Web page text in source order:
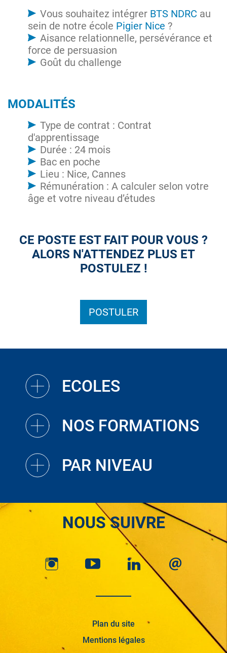
Vous souhaitez intégrer BTS NDRC au
sein de notre école Pigier Nice ?
Aisance relationnelle, persévérance et
force de persuasion
Goût du challenge
MODALITÉS
Type de contrat : Contrat
d'apprentissage
Durée : 24 mois
Bac en poche
Lieu : Nice, Cannes
Rémunération : A calculer selon votre
âge et votre niveau d’études
CE POSTE EST FAIT POUR VOUS ?
ALORS N'ATTENDEZ PLUS ET
POSTULEZ !
POSTULER
ECOLES
NOS FORMATIONS
PAR NIVEAU
NOUS SUIVRE
Plan du site
Mentions légales